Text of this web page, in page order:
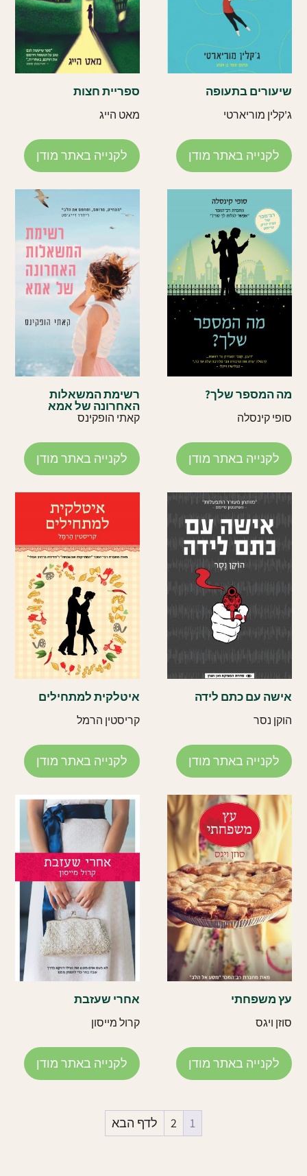
שיעורים בתעופה
ג'קלין מוריארטי
לקנייה באתר מודן
ספריית חצות
מאט הייג
לקנייה באתר מודן
מה המספר שלך?
סופי קינסלה
לקנייה באתר מודן
רשימת המשאלות
האחרונה של אמא
קאתי הופקינס
לקנייה באתר מודן
אישה עם כתם לידה
הוקן נסר
לקנייה באתר מודן
איטלקית למתחילים
קריסטין הרמל
לקנייה באתר מודן
עץ משפחתי
סוזן ויגס
לקנייה באתר מודן
אחרי שעזבת
קרול מייסון
לקנייה באתר מודן
1
2 לדף הבא